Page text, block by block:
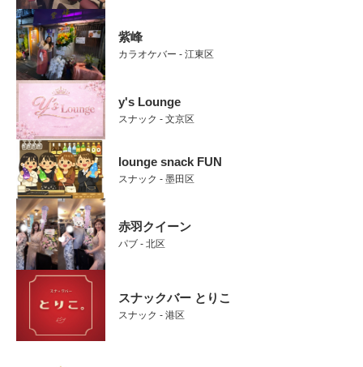
紫峰
カラオケバー - 江東区
y's Lounge
スナック - 文京区
lounge snack FUN
スナック - 墨田区
赤羽クイーン
パブ - 北区
スナックバー とりこ
スナック - 港区